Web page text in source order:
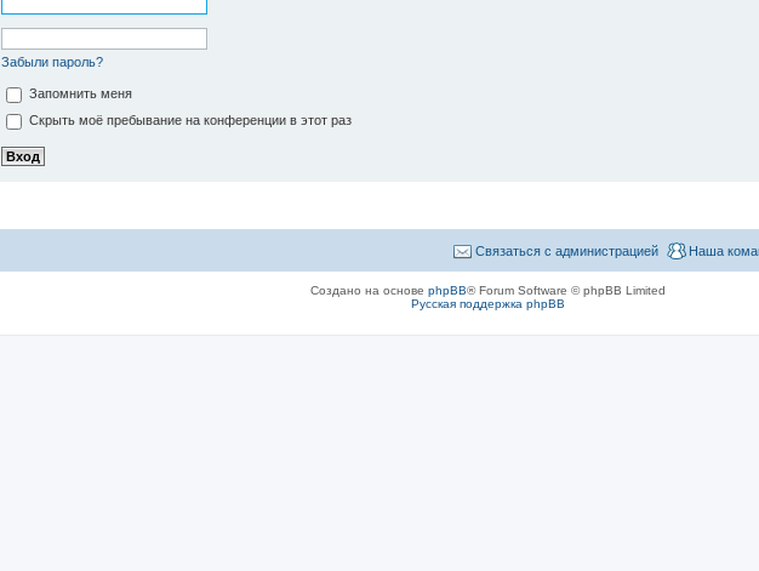
Забыли пароль?
Запомнить меня
Скрыть моё пребывание на конференции в этот раз
Наша
Связаться с администрацией
Создано на основе phpBB® Forum Software © phpBB Limited
Русская поддержка phpBB